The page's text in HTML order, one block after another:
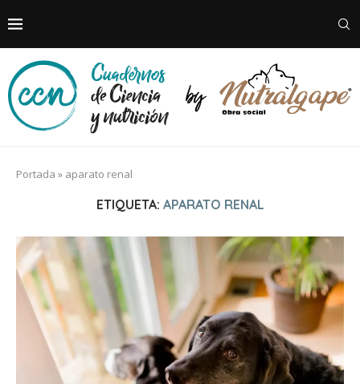
Portada » aparato renal
ETIQUETA: APARATO RENAL